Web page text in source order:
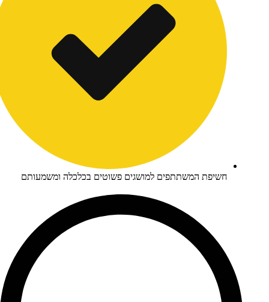
המשתתפים למושגים פשוטים בכלכלה ומשמעותם